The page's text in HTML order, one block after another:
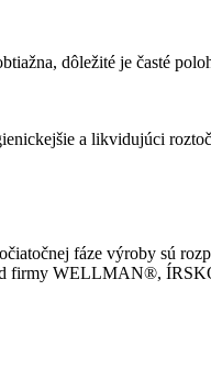
dôležité je časté
a likvidujúci
fáze výroby sú
WELLMAN®,